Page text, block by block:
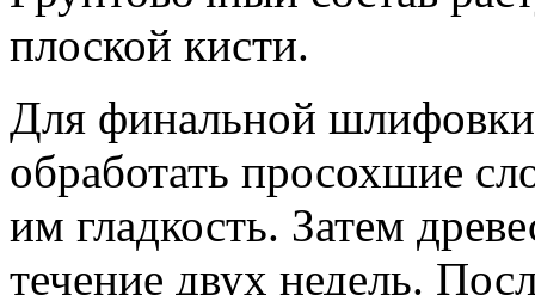
плоской кисти.
Для финальной
обработать просохшие
им гладкость. Затем
течение двух недель.